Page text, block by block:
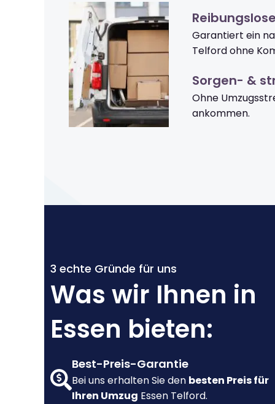
Garantiert ein
Telford ohne
Sorgen- &
Ohne
ankommen.
3 echte Gründe für uns
Was wir Ihnen in
Essen bieten:
Best-Preis-Garantie
Bei uns erhalten Sie den besten Preis für
Ihren Umzug Essen Telford.